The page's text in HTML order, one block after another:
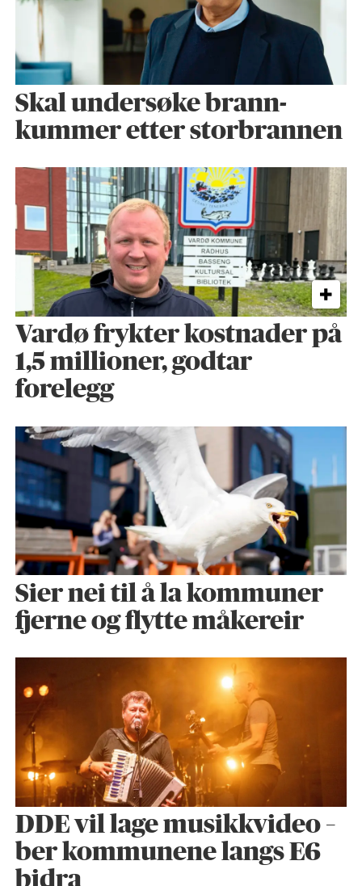
Skal undersøke brann­
kummer etter storbrannen
Vardø frykter kostnader på
1,5 millioner, godtar
forelegg
Sier nei til å la kommuner
fjerne og flytte måkereir
DDE vil lage musikkvideo –
ber kommunene langs E6
bidra